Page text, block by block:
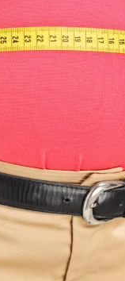
Syndrome
quels sont les
exercices physiques ?
Comment éviter une
pendant les vacances ?
Hantavirus : un cas
détecté chez un
en France